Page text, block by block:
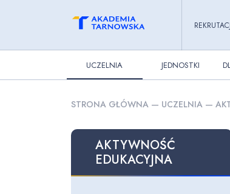
UCZELNIA JEDNOSTKI
STRONA GŁÓWNA — UCZELNIA —
AKTYWNOŚĆ
EDUKACYJNA